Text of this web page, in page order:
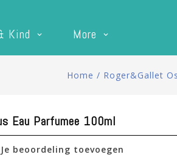
Kind More
Home / Roger&gallet
Eau Parfumee 100ml
Je beoordeling toevoegen